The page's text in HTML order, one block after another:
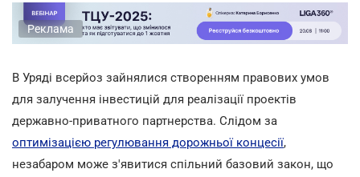
Реклама
В Уряді всерйоз зайнялися створенням правових умов
для залучення інвестицій для реалізації проектів
державно-приватного партнерства. Слідом за
оптимізацією регулювання дорожньої концесії,
незабаром може з'явитися спільний базовий закон, що